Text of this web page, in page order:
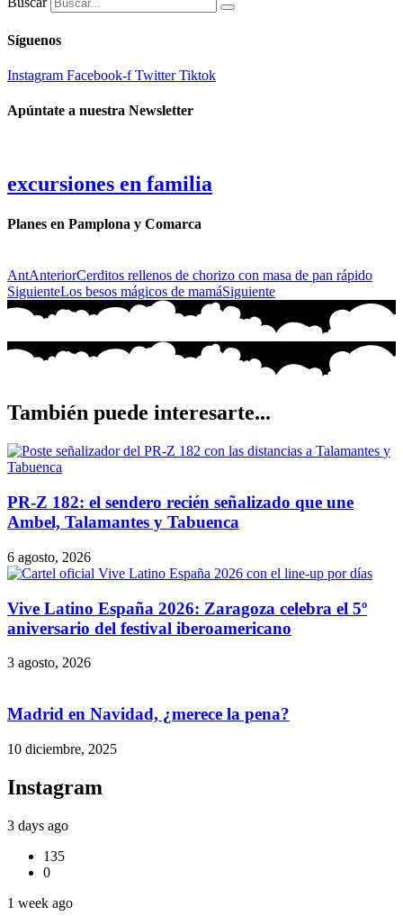
Síguenos
Instagram Facebook-f Twitter Tiktok
Apúntate a nuestra Newsletter
excursiones en familia
Planes en Pamplona y Comarca
AntAnteriorCerditos rellenos de chorizo con masa de pan rápido
SiguienteLos besos mágicos de mamáSiguiente
También puede interesarte...
PR-Z 182: el sendero recién señalizado que une
Ambel, Talamantes y Tabuenca
6 agosto, 2026
Vive Latino España 2026: Zaragoza celebra el 5º
aniversario del festival iberoamericano
3 agosto, 2026
Madrid en Navidad, ¿merece la pena?
10 diciembre, 2025
Instagram
3 days ago
135
0
1 week ago